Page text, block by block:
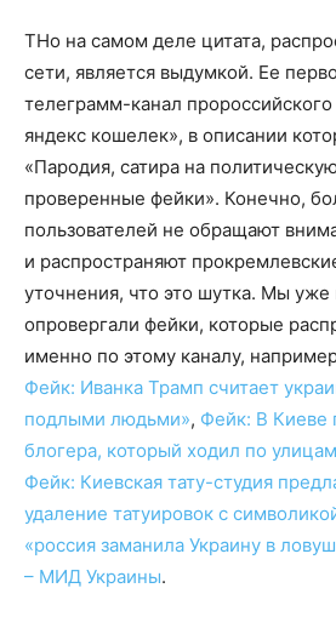
ТНо на самом деле цитата,
сети, является выдумкой. Ее
телеграмм-канал пророссийского
яндекс кошелек», в описании
«Пародия, сатира на
проверенные фейки». Конечно,
пользователей не обращают
и распространяют
уточнения, что это шутка. Мы уже
опровергали фейки, которые
именно по этому каналу,
Фейк: Иванка Трамп считает
подлыми людьми», Фейк: В Киеве
блогера, который ходил по
Фейк: Киевская тату-студия
удаление татуировок с
«россия заманила Украину в
– МИД Украины.